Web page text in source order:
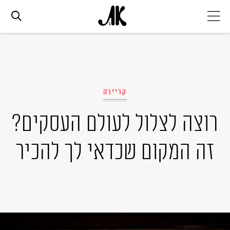
אופנה
ביוטי
סלבס
קריירה
רוצה לצלול לעולם העסקים?
זה המקום שכדאי לך להכיר